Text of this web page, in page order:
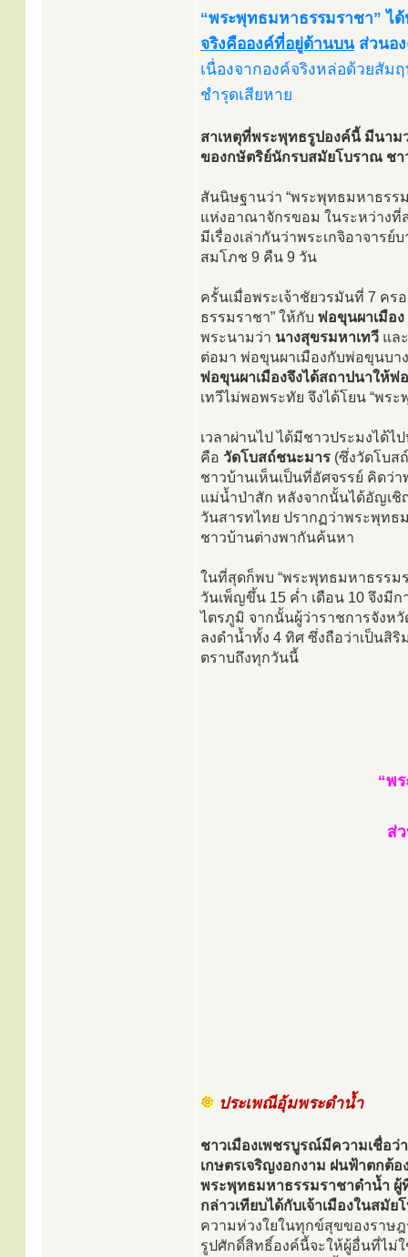
“พระพุทธมหาธรรมราชา” ไ
จริงคือองค์ที่อยู่ด้านบนส่วนอง
เนื่องจากองค์จริงหล่อด้วยสัม
ชำรุดเสียหาย
สาเหตุที่พระพุทธรูปองค์นี้ มีนาม
ของกษัตริย์นักรบสมัยโบราณ ชา
สันนิษฐานว่า “พระพุทธมหาธรร
แห่งอาณาจักรขอม ในระหว่างที่
มีเรื่องเล่ากันว่าพระเกจิอาจาร
สมโภช 9 คืน 9 วัน
ครั้นเมื่อพระเจ้าชัยวรมันที่ 7 ค
ธรรมราชา” ให้กับ พ่อขุนผาเมือง
พระนามว่า นางสุขรมหาเทวี แล
ต่อมา พ่อขุนผาเมืองกับพ่อขุนบา
พ่อขุนผาเมืองจึงได้สถาปนาให้
เทวีไม่พอพระทัย จึงได้โยน “พร
เวลาผ่านไป ได้มีชาวประมงได้
คือ วัดโบสถ์ชนะมาร (ซึ่งวัดโบส
ชาวบ้านเห็นเป็นที่อัศจรรย์ คิดว่
แม่น้ำป่าสัก หลังจากนั้นได้อัญเชิ
วันสารทไทย ปรากฏว่าพระพุทธ
ชาวบ้านต่างพากันค้นหา
ในที่สุดก็พบ “พระพุทธมหาธรรม
วันเพ็ญขึ้น 15 ค่ำ เดือน 10 จึงมี
ไตรภูมิ จากนั้นผู้ว่าราชการจังห
ลงดำน้ำทั้ง 4 ทิศ ซึ่งถือว่าเป็นสิ
ตราบถึงทุกวันนี้
“พ
ส่
ประเพณีอุ้มพระดำน้ำ
ชาวเมืองเพชรบูรณ์มีความเชื่อ
เกษตรเจริญงอกงาม ฝนฟ้าตกต้
พระพุทธมหาธรรมราชาดำน้ำ ผู้
กล่าวเทียบได้กับเจ้าเมืองในสมั
ความห่วงใยในทุกข์สุขของราษ
รูปศักดิ์สิทธิ์องค์นี้จะให้ผู้อื่นที่ไม่